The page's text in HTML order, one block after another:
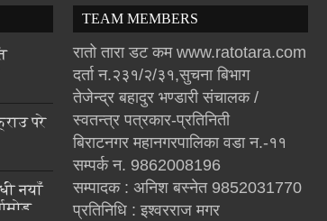
परे
नयाँ
TEAM MEMBERS
रातो तारा डट कम www.ratotara.com
दर्ता न.२३१/२/३१,सुचना बिभाग
तेजेन्द्र बहादुर भण्डारी संचालक /
स्वतन्त्र पत्रकार-प्रतिनिती
बिराटनगर महानगरपालिका वडा न.-११
सम्पर्क न. 9862008196
सम्पादक : अनिश बस्नेत 9852031770
प्रतिनिधि : इश्वरराज मगर